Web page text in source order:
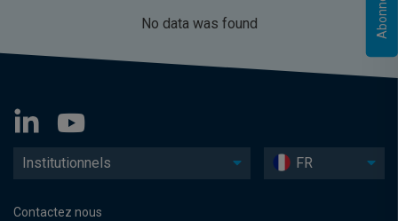
No data was found
Institutionnels FR
Contactez nous